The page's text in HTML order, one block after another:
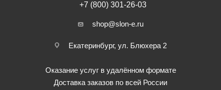
+7 (800) 301-26-03
shop@slon-e.ru
Екатеринбург, ул. Блюхера 2
Оказание услуг в удалённом формате
Доставка заказов по всей России